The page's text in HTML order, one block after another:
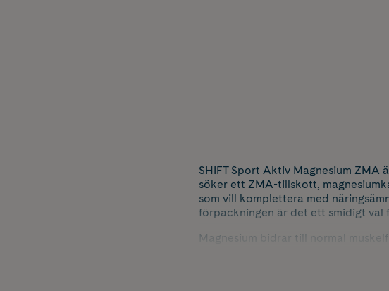
SHIFT Sport Aktiv Magnesium
söker ett ZMA-tillskott,
som vill komplettera med
förpackningen är det ett smidigt val
Magnesium bidrar till normal
därför ett alternativ för dig som